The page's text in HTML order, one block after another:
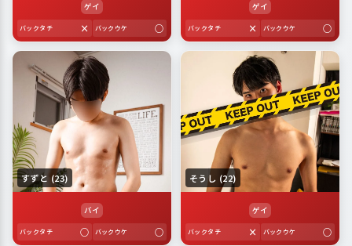
ゲイ
バックタチ × バックウケ ○
ゲイ
バックタチ × バックウケ ○
すずと (23)
バイ
バックタチ ○ バックウケ ○
そうし (22)
ゲイ
バックタチ × バックウケ ○